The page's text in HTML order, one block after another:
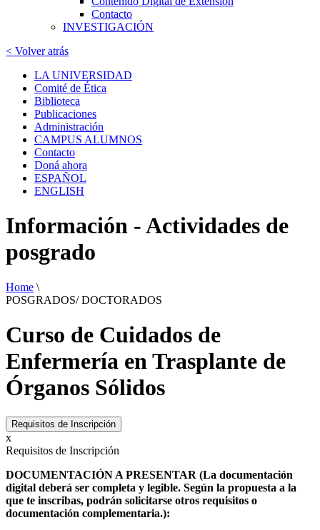
Contacto
INVESTIGACIÓN
< Volver atrás
LA UNIVERSIDAD
Comité de Ética
Biblioteca
Publicaciones
Administración
CAMPUS ALUMNOS
Contacto
Doná ahora
ESPAÑOL
ENGLISH
Información - Actividades de
posgrado
Home \
POSGRADOS/ DOCTORADOS
Curso de Cuidados de
Enfermería en Trasplante de
Órganos Sólidos
Requisitos de Inscripción
x
Requisitos de Inscripción
DOCUMENTACIÓN A PRESENTAR (La documentación
digital deberá ser completa y legible. Según la propuesta a la
que te inscribas, podrán solicitarse otros requisitos o
documentación complementaria.):